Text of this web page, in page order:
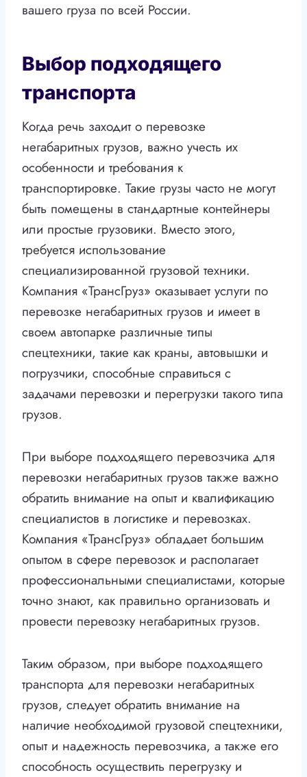
вашего груза по всей России.
Выбор подходящего
транспорта
Когда речь заходит о перевозке
негабаритных грузов, важно учесть их
особенности и требования к
транспортировке. Такие грузы часто не могут
быть помещены в стандартные контейнеры
или простые грузовики. Вместо этого,
требуется использование
специализированной грузовой техники.
Компания «ТрансГруз» оказывает услуги по
перевозке негабаритных грузов и имеет в
своем автопарке различные типы
спецтехники, такие как краны, автовышки и
погрузчики, способные справиться с
задачами перевозки и перегрузки такого типа
грузов.
При выборе подходящего перевозчика для
перевозки негабаритных грузов также важно
обратить внимание на опыт и квалификацию
специалистов в логистике и перевозках.
Компания «ТрансГруз» обладает большим
опытом в сфере перевозок и располагает
профессиональными специалистами, которые
точно знают, как правильно организовать и
провести перевозку негабаритных грузов.
Таким образом, при выборе подходящего
транспорта для перевозки негабаритных
грузов, следует обратить внимание на
наличие необходимой грузовой спецтехники,
опыт и надежность перевозчика, а также его
способность осуществить перегрузку и